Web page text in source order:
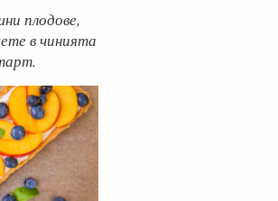
плодове,
в чинията